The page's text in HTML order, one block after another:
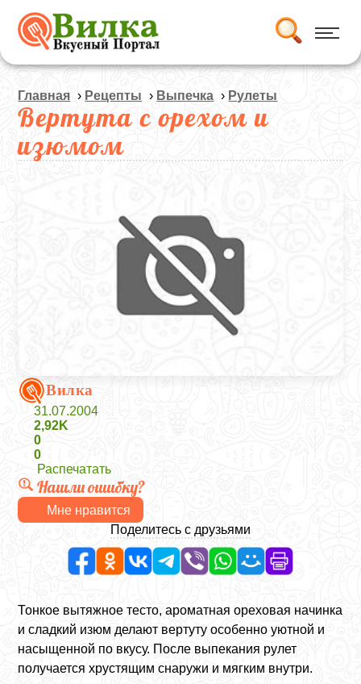
Главная › Рецепты › Выпечка › Рулеты
Вертута с орехом и
изюмом
Вилка
31.07.2004
2,92K
0
0
Распечатать
Нашли ошибку?
Мне нравится
Поделитесь с друзьями
Тонкое вытяжное тесто, ароматная ореховая начинка
и сладкий изюм делают вертуту особенно уютной и
насыщенной по вкусу. После выпекания рулет
получается хрустящим снаружи и мягким внутри.